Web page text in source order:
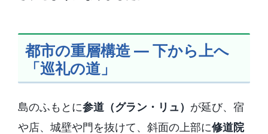
都市の重層構造 ― 下から上へ
「巡礼の道」
島のふもとに参道（グラン・リュ） が延び、宿
や店、城壁や門を抜けて、斜面の上部に修道院